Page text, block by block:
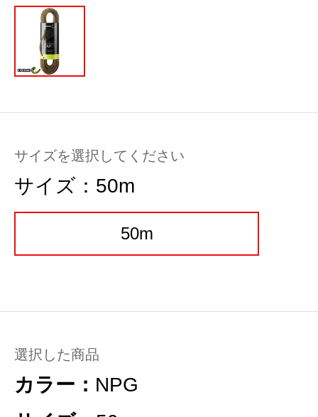
サイズを選択してください
サイズ： 50m
50m
選択した商品
カラー： NPG